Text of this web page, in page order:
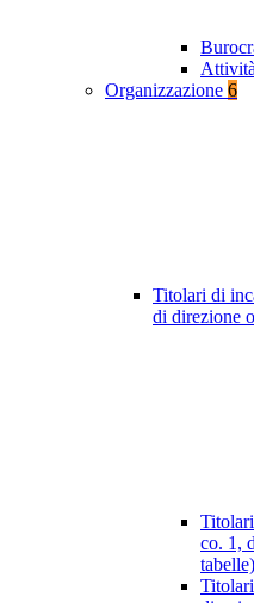
Organizzazione 6
Titolari di
di direzione
co. 1,
tabelle)